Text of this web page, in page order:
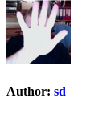
Author: sd